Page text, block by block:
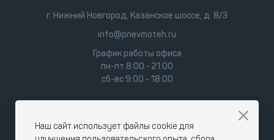
г. Нижний Новгород, Казанское шоссе, д. 8/3
info@pnevmoteh.ru
График работы офиса
пн-пт 8:00 - 21:00
сб-вс 9:00 - 18:00
Наш сайт использует файлы cookie для